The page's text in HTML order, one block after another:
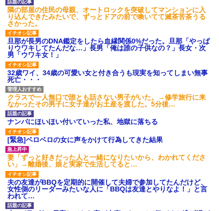
【衝撃】報酬100万円超の治験
募集がこちらｗｗｗｗｗ(※画像
あり)
【ネット騒然】惨殺されたタ
ワマン頂き女子のこの動画、す
げえええええｗｗｗｗｗｗｗｗ
ｗｗｗ
【愕然】白のクラウン俺氏、
高速道路左車線を制限速度で走
った結果wwwwwwwwwwww
百年の恋12-899 食べた量を
張り合ってくる
【悲報】佐藤輝明・・・２軍
でも盛大にやらかす←あまり悲
しませないでくれ
隣の部屋の住民の母親、オートロックを突破してマンションに入
り込んできたみたいで、ずっとドアの前で喚いてて滅茶苦茶うる
さかった。
旦那が長男のDNA鑑定をしたら血縁関係0%だった。旦那「やっぱ
りウワキしてたんだな…」長男「俺は誰の子供なの？」長女・次
男「ウワキ女！」
32歳ワイ、34歳の可愛い女と付き合うも現実を知ってしまい無事
死亡・・・
クラスで一人無口で誰とも話さない男子がいた。→修学旅行に来
なかったその男子に女子達がお土産を渡した。5分後…
ナンパにほいほい付いていった私、地獄に落ちる
[緊急]ベロベロの女に声をかけて行為してきた結果
妻「ずっと好きだった人と一緒になりたいから、わかれてくださ
い」→離婚後、娘と実家で生活してると…
夫の友達がBBQを定期的に開催して夫婦で参加してたんだけど、
女性側のリーダーみたいな人に「BBQは友達とやりなよ！」と言
われて…